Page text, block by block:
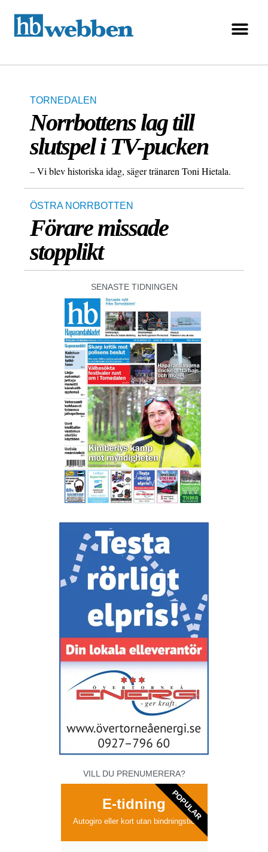
TORNEDALEN
Norrbottens lag till
slutspel i TV-pucken
– Vi blev historiska idag, säger tränaren Toni Hietala.
ÖSTRA NORRBOTTEN
Förare missade
stopplikt
SENASTE TIDNINGEN
VILL DU PRENUMERERA?
E-tidning
Autogiro eller kort utan bindningstid
POPULAR